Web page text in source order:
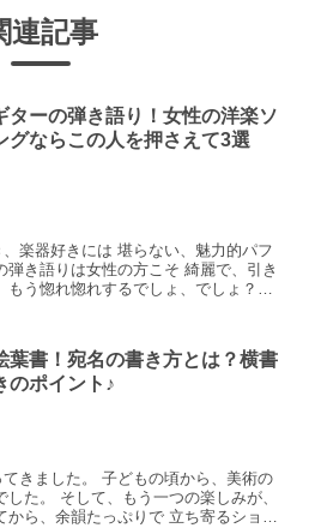
連記事
ターの弾き語り！女性の洋楽ソ
グならこの人を押さえて3選
楽器好きには 堪らない、魅力的パフ
弾き語りは女性の方こそ 綺麗で、引き
う惚れ惚れするでしょ、でしょ？」
葉書！宛名の書き方とは？横書
のポイント♪
きました。 子どもの頃から、美術の
た。 そして、もう一つの楽しみが、
から、余韻たっぷりで 立ち寄るショッ